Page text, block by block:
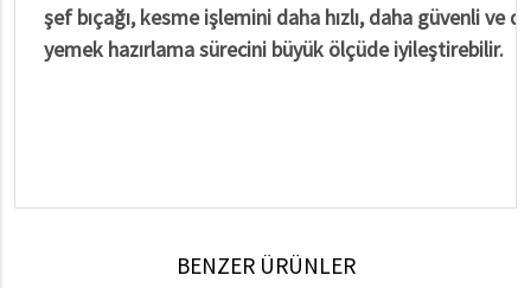
şef bıçağı, kesme işlemini daha hızlı, daha güvenli ve
yemek hazırlama sürecini büyük ölçüde iyileştirebilir.
BENZER ÜRÜNLER